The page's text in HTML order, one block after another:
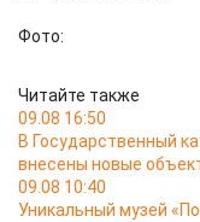
Фото:
Читайте также
09.08 16:50
В Государственный
внесены новые
09.08 10:40
Уникальный музей